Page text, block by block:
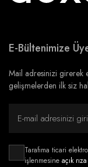
E-Bültenimize
Mail adresinizi girerek
gelişmelerden ilk siz
Tarafıma ticari
işlenmesine açık rıza